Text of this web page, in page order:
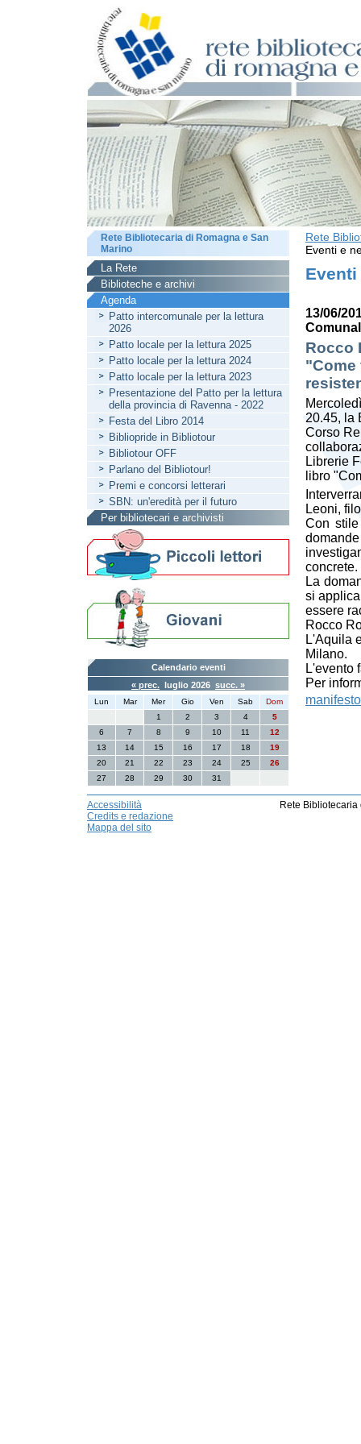
Rete
Eventi e
Eventi
13/06/
Rocco
"Come
20.45, la
Corso
Librerie
libro
Leoni,
Con
concrete.
La
si
essere
Rocco
L'Aquila
Milano.
L'evento
Per
Rete Bibliotecaria di Romagna e San
Marino
La Rete
Biblioteche e archivi
Agenda
Patto intercomunale per la lettura
2026
Patto locale per la lettura 2025
Patto locale per la lettura 2024
Patto locale per la lettura 2023
Presentazione del Patto per la lettura
della provincia di Ravenna - 2022
Festa del Libro 2014
Bibliopride in Bibliotour
Bibliotour OFF
Parlano del Bibliotour!
Premi e concorsi letterari
SBN: un'eredità per il futuro
Per bibliotecari e archivisti
Calendario eventi
« prec. luglio 2026 succ. »
Lun Mar Mer Gio Ven Sab
Dom
1
2 3 4
5
6
7 8 9 10 11
12
13
14 15 16 17 18
19
20
21 22 23 24 25
26
27
28 29 30 31
Accessibilità
Credits e redazione
Mappa del sito
Rete